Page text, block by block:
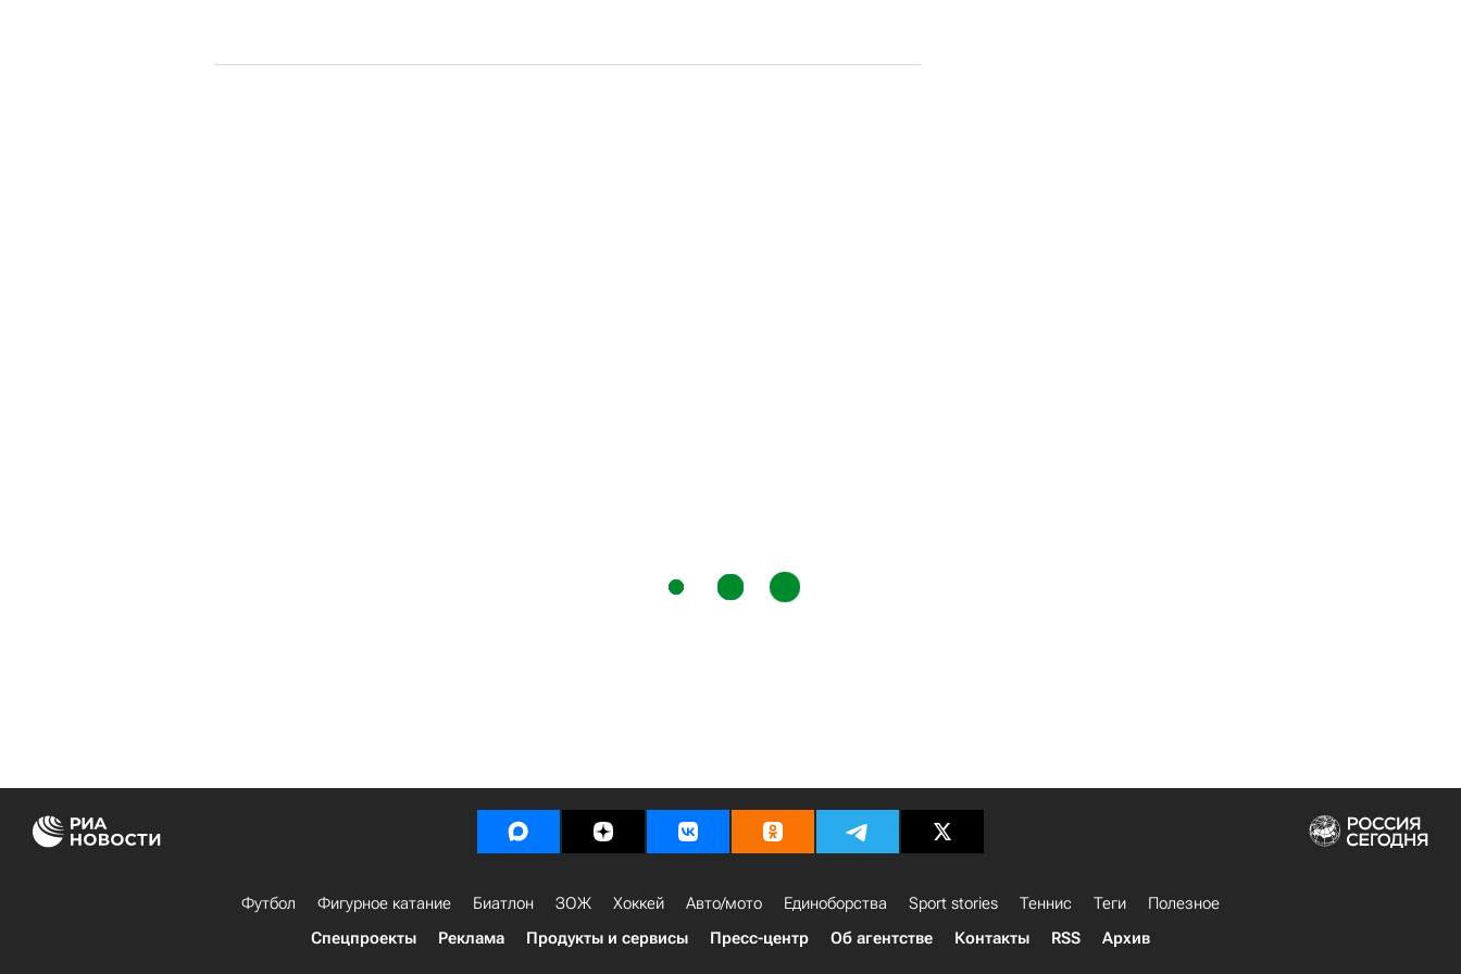
Футбол Фигурное катание Биатлон ЗОЖ Хоккей Авто/мото Единоборства Sport stories Теннис Теги
Полезное
Спецпроекты
Реклама Продукты и сервисы Пресс-центр Об агентстве Контакты RSS Архив